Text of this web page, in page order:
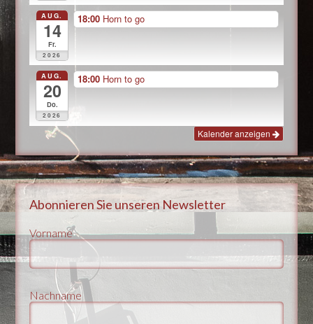
AUG.
14
Fr.
2026
18:00 Horn to go
AUG.
20
Do.
2026
18:00 Horn to go
Kalender anzeigen
Abonnieren Sie unseren Newsletter
Vorname
Nachname